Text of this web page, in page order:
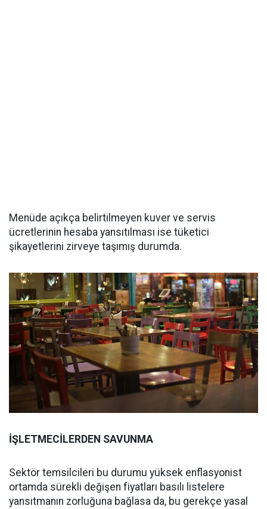
Menüde açıkça belirtilmeyen kuver ve servis
ücretlerinin hesaba yansıtılması ise tüketici
şikayetlerini zirveye taşımış durumda.
İŞLETMECİLERDEN SAVUNMA
Sektör temsilcileri bu durumu yüksek enflasyonist
ortamda sürekli değişen fiyatları basılı listelere
yansıtmanın zorluğuna bağlasa da, bu gerekçe yasal